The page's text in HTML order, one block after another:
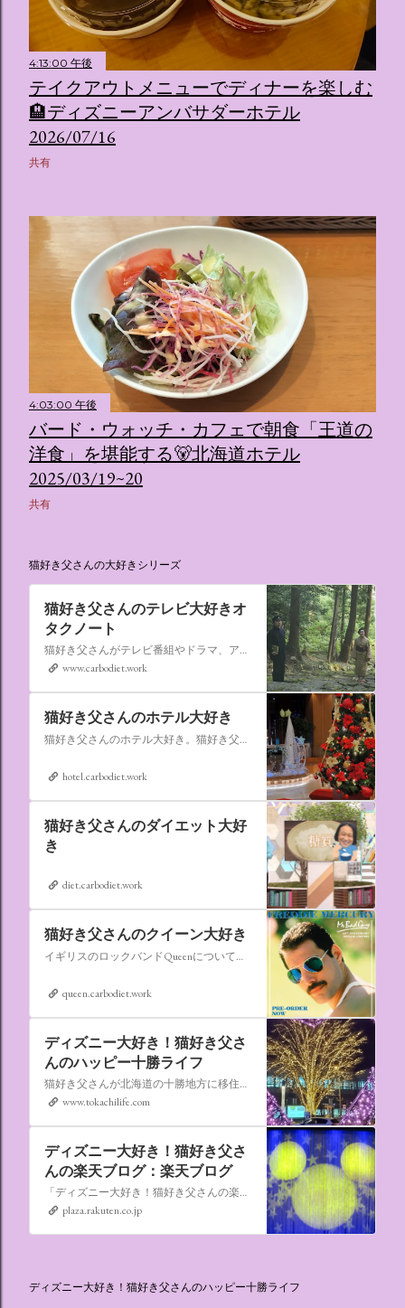
4:13:00 午後
テイクアウトメニューでディナーを楽しむ
🏨ディズニーアンバサダーホテル
2026/07/16
共有
4:03:00 午後
バード・ウォッチ・カフェで朝食「王道の
洋食」を堪能する🐻北海道ホテル
2025/03/19~20
共有
猫好き父さんの大好きシリーズ
猫好き父さんのテレビ大好きオ
タクノート
猫好き父さんがテレビ番組やドラマ、アニメ、特撮ヒーロー,そしてダイエットについて書いたブログです。
www.carbodiet.work
猫好き父さんのホテル大好き
猫好き父さんのホテル大好き。猫好き父さんが宿泊したホテルの情報を徒然なるままに書いていきます。
hotel.carbodiet.work
猫好き父さんのダイエット大好
き
diet.carbodiet.work
猫好き父さんのクイーン大好き
イギリスのロックバンドQueenについての情報をアップします。
queen.carbodiet.work
ディズニー大好き！猫好き父さ
んのハッピー十勝ライフ
猫好き父さんが北海道の十勝地方に移住しました。なれない北海道の暮らしについてお伝えします。
www.tokachilife.com
ディズニー大好き！猫好き父さ
んの楽天ブログ：楽天ブログ
「ディズニー大好き！猫好き父さんの楽天ブログ」にようこそ！ いろんなブログサービスが廃止になるなか満を持して楽天ブログをはじめようと思います。 よろしくお願いいたします。
plaza.rakuten.co.jp
ディズニー大好き！猫好き父さんのハッピー十勝ライフ